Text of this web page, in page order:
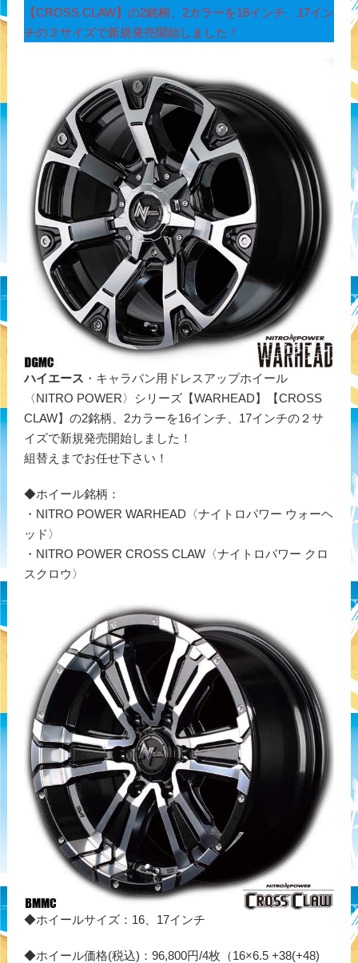
【CROSS CLAW】の2銘柄、2カラーを16インチ、17イン
チの２サイズで新規発売開始しました！
ハイエース ・キャラバン用ドレスアップホイール
〈NITRO POWER〉シリーズ【WARHEAD】【CROSS
CLAW】の2銘柄、2カラーを16インチ、17インチの２サ
イズで新規発売開始しました！
組替えまでお任せ下さい！
◆ホイール銘柄：
・NITRO POWER WARHEAD〈ナイトロパワー ウォーヘ
ッド〉
・NITRO POWER CROSS CLAW〈ナイトロパワー クロ
スクロウ〉
◆ホイールサイズ：16、17インチ
◆ホイール価格(税込)：96,800円/4枚（16×6.5 +38(+48)